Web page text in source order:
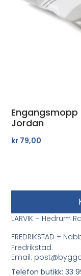
Engangsmopp
Jordan
kr 79,00
LARVIK – Hedrum
FREDRIKSTAD –
Fredrikstad.
Email:
Telefon butikk: 33